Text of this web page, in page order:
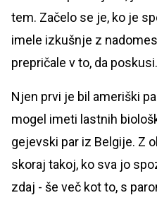
tem. Začelo se je, ko je
imele izkušnje z
prepričale v to, da poskusi.
Njen prvi je bil ameriški
mogel imeti lastnih
gejevski par iz Belgije. Z
skoraj takoj, ko sva jo
zdaj - še več kot to, s